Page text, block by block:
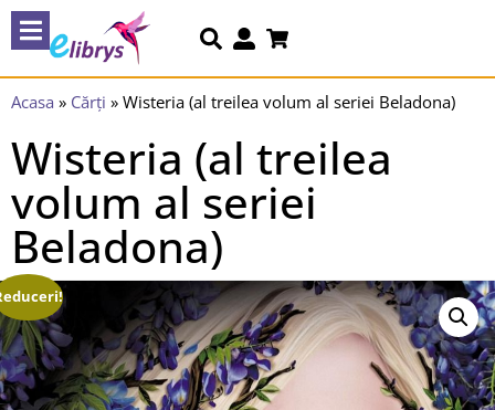
Acasa » Cărți » Wisteria (al treilea volum al seriei Beladona)
Wisteria (al treilea
volum al seriei
Beladona)